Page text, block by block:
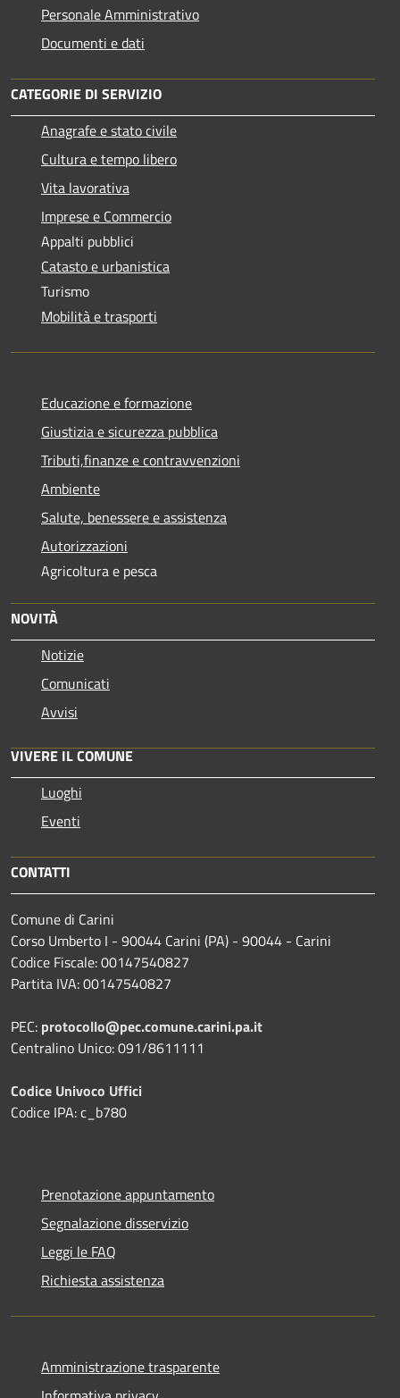
Personale Amministrativo
Documenti e dati
CATEGORIE DI SERVIZIO
Anagrafe e stato civile
Cultura e tempo libero
Vita lavorativa
Imprese e Commercio
Appalti pubblici
Catasto e urbanistica
Turismo
Mobilità e trasporti
Educazione e formazione
Giustizia e sicurezza pubblica
Tributi,finanze e contravvenzioni
Ambiente
Salute, benessere e assistenza
Autorizzazioni
Agricoltura e pesca
NOVITÀ
Notizie
Comunicati
Avvisi
VIVERE IL COMUNE
Luoghi
Eventi
CONTATTI
Comune di Carini
Corso Umberto I - 90044 Carini (PA) - 90044 - Carini
Codice Fiscale: 00147540827
Partita IVA: 00147540827
PEC: protocollo@pec.comune.carini.pa.it
Centralino Unico: 091/8611111
Codice Univoco Uffici
Codice IPA: c_b780
Prenotazione appuntamento
Segnalazione disservizio
Leggi le FAQ
Richiesta assistenza
Amministrazione trasparente